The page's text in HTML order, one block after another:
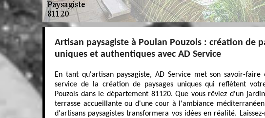
Artisan paysagiste à Poulan Pouzols : création de
uniques et authentiques avec AD Service
En tant qu'artisan paysagiste, AD Service met son savoir-faire
service de la création de paysages uniques qui reflètent
Pouzols dans le département 81120. Que vous rêviez d'un
terrasse accueillante ou d'une cour à l'ambiance
d'artisans paysagistes transformera vos idées en réalité.